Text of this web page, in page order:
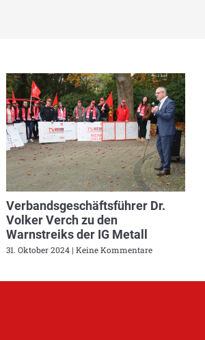
Verbandsgeschäftsführer Dr.
Volker Verch zu den
Warnstreiks der IG Metall
31. Oktober 2024 Keine Kommentare